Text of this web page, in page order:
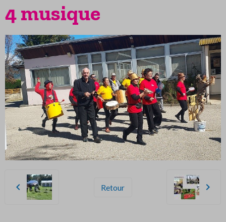
4 musique
Retour